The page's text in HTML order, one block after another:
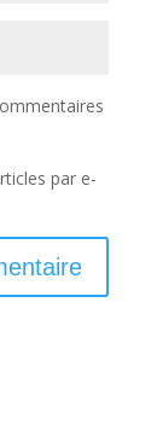
par e-